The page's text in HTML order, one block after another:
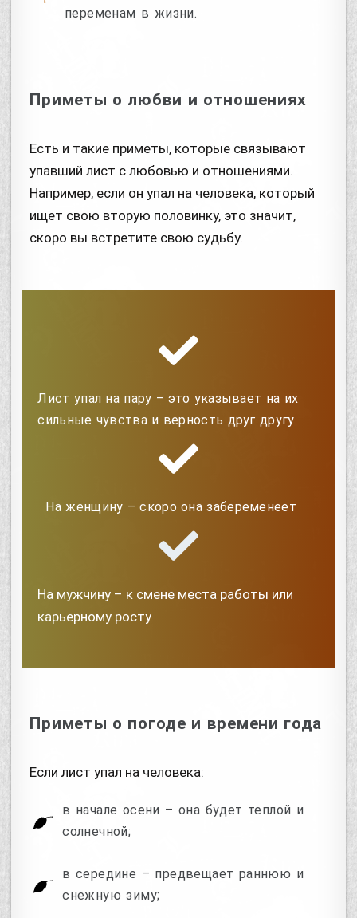
переменам в жизни.
Приметы о любви и отношениях
Есть и такие приметы, которые связывают
упавший лист с любовью и отношениями.
Например, если он упал на человека, который
ищет свою вторую половинку, это значит,
скоро вы встретите свою судьбу.
Лист упал на пару – это указывает на их
сильные чувства и верность друг другу
На женщину – скоро она забеременеет
На мужчину – к смене места работы или
карьерному росту
Приметы о погоде и времени года
Если лист упал на человека:
в начале осени – она будет теплой и
солнечной;
в середине – предвещает раннюю и
снежную зиму;